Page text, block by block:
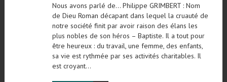
Nous avons parlé de… Philippe GRIMBERT : Nom
de Dieu Roman décapant dans lequel la cruauté de
notre société finit par avoir raison des élans les
plus nobles de son héros – Baptiste. Il a tout pour
être heureux : du travail, une femme, des enfants,
sa vie est rythmée par ses activités charitables. Il
est croyant…